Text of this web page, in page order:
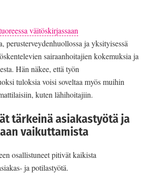
väitöskirjassaan
perusterveydenhuollossa ja yksityisessä
sairaanhoitajien kokemuksia ja
Hän näkee, että työn
tuloksia voisi soveltaa myös muihin
kuten lähihoitajiin.
tärkeinä asiakastyötä ja
vaikuttamista
osallistuneet pitivät kaikista
ja potilastyötä.